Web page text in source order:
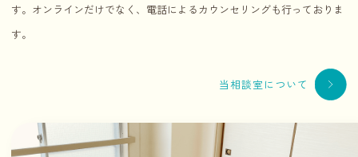
す。オンラインだけでなく、電話によるカウンセリングも行っておりま
す。
当相談室について